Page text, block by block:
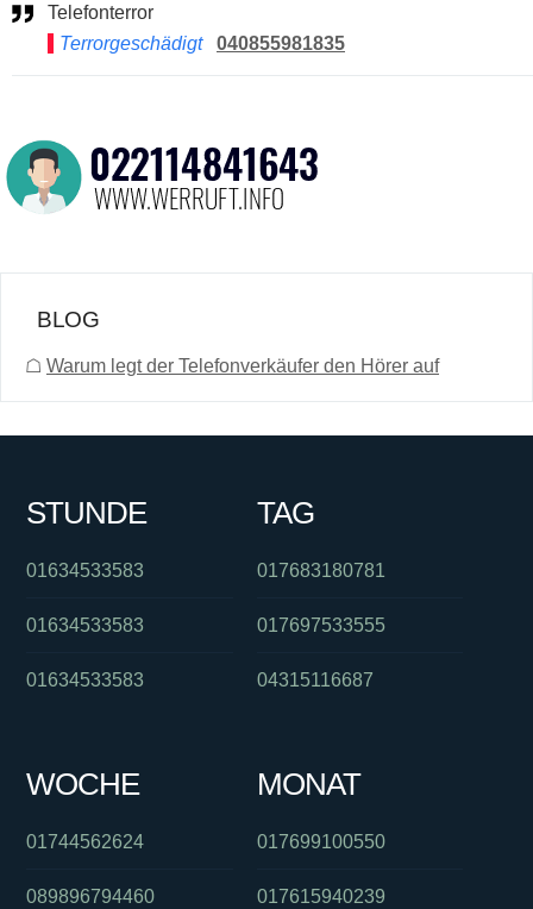
Telefonterror
Terrorgeschädigt
040855981835
BLOG
☖ Warum legt der Telefonverkäufer den Hörer auf
STUNDE
01634533583
01634533583
01634533583
TAG
017683180781
017697533555
04315116687
WOCHE
01744562624
089896794460
MONAT
017699100550
017615940239